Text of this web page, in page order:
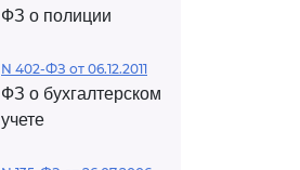
ФЗ о полиции
N 402-ФЗ от 06.12.2011
ФЗ о бухгалтерском
учете